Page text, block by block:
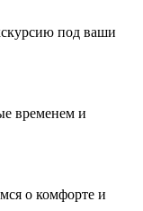
под ваши
временем и
о комфорте и